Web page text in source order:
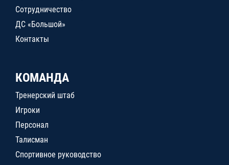
Сотрудничество
ДС «Большой»
Контакты
КОМАНДА
Тренерский штаб
Игроки
Персонал
Талисман
Спортивное руководство